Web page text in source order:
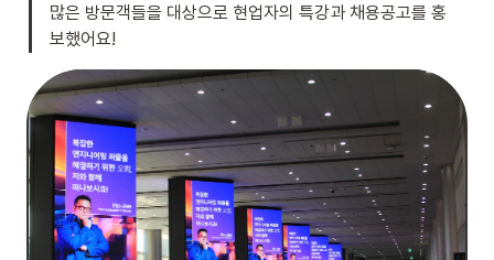
많은 방문객들을 대상으로 현업자의 특강과 채용공고를 홍
보했어요!